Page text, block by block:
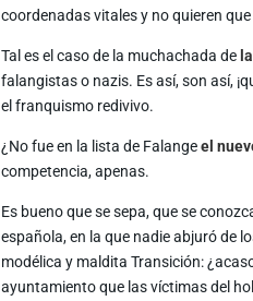
coordenadas vitales y no quieren
Tal es el caso de la muchachada de
falangistas o nazis. Es así, son así,
el franquismo redivivo.
¿No fue en la lista de Falangeel
competencia, apenas.
Es bueno que se sepa, que se
española, en la que nadie abjuró de
modélica y maldita Transición:
ayuntamiento que las víctimas del